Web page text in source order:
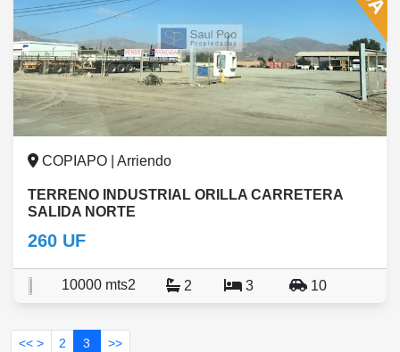
COPIAPO | Arriendo
TERRENO INDUSTRIAL ORILLA CARRETERA
SALIDA NORTE
260 UF
10000 mts2 2 3 10
<< > 2 3 >>